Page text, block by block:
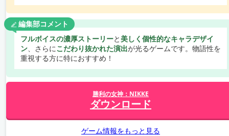
編集部コメント
フルボイスの濃厚ストーリーと美しく個性的なキャラデザイ
ン、さらにこだわり抜かれた演出が光るゲームです。物語性を
重視する方に特におすすめ！
勝利の女神：NIKKE
ダウンロード
ゲーム情報をもっと見る